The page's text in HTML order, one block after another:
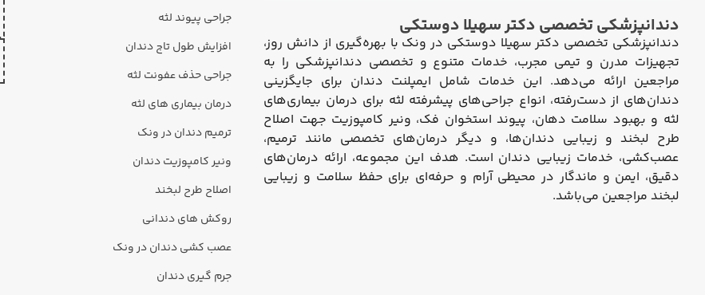
دندانپزشکی تخصصی دکتر سهیلا دوستکی
دندانپزشکی تخصصی دکتر سهیلا دوستکی در ونک با بهره‌گیری از دانش روز،
تجهیزات مدرن و تیمی مجرب، خدمات متنوع و تخصصی دندانپزشکی را به
مراجعین ارائه می‌دهد. این خدمات شامل ایمپلنت دندان برای جایگزینی
دندان‌های از دست‌رفته، انواع جراحی‌های پیشرفته لثه برای درمان بیماری‌های
لثه و بهبود سلامت دهان، پیوند استخوان فک، ونیر کامپوزیت جهت اصلاح
طرح لبخند و زیبایی دندان‌ها، و دیگر درمان‌های تخصصی مانند ترمیم،
عصب‌کشی، خدمات زیبایی دندان است. هدف این مجموعه، ارائه درمان‌های
دقیق، ایمن و ماندگار در محیطی آرام و حرفه‌ای برای حفظ سلامت و زیبایی
لبخند مراجعین می‌باشد.
جراحی پیوند لثه
افزایش طول تاج دندان
جراحی حذف عفونت لثه
درمان بیماری های لثه
ترمیم دندان در ونک
ونیر کامپوزیت دندان
اصلاح طرح لبخند
روکش های دندانی
عصب کشی دندان در ونک
جرم گیری دندان